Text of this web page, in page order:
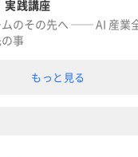
践講座
ムのその先へ ── AI 産業
事
もっと見る